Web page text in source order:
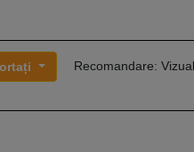
Recomandare: